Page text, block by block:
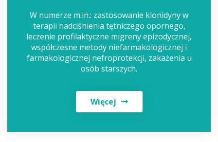
W numerze m.in.: zastosowanie klonidyny w
terapii nadciśnienia tętniczego opornego,
leczenie profilaktyczne migreny epizodycznej,
współczesne metody niefarmakologicznej i
farmakologicznej nefroprotekcji, zakażenia u
osób starszych.
Więcej